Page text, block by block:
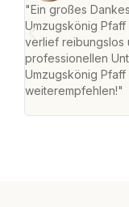
"Ein großes
Umzugskönig Pfaff
verlief reibungslos
professionellen
Umzugskönig
weiterempfehlen!"